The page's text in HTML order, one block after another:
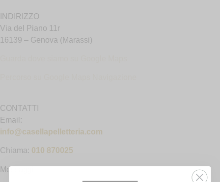
INDIRIZZO
Via del Piano 11r
16139 – Genova (Marassi)
CONTATTI
Email:
info@casellapelletteria.com
Chiama: 010 870025
Messaggi: